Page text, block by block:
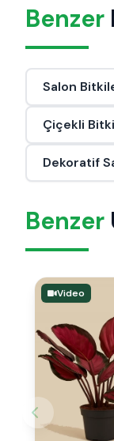
Benzer
Salon
Çiçekli
Dekoratif
Benzer
Video